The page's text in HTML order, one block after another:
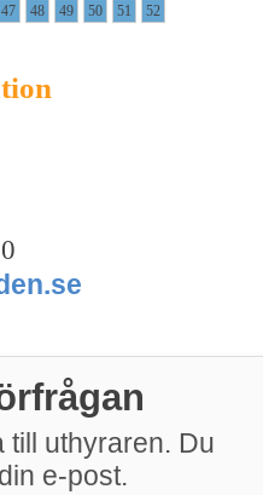
47 48 49 50 51 52
till uthyraren. Du
e-post.